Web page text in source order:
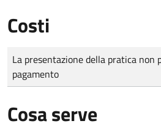
Costi
Tipo di pagamento
Importo
La presentazione della pratica non
pagamento
Cosa serve